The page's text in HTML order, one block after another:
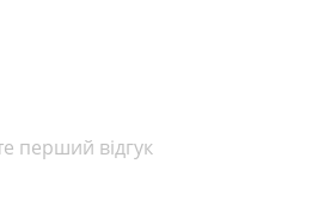
перший відгук